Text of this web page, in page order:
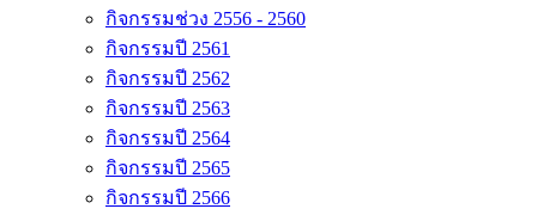
กิจกรรมช่วง 2556 - 2560
กิจกรรมปี 2561
กิจกรรมปี 2562
กิจกรรมปี 2563
กิจกรรมปี 2564
กิจกรรมปี 2565
กิจกรรมปี 2566